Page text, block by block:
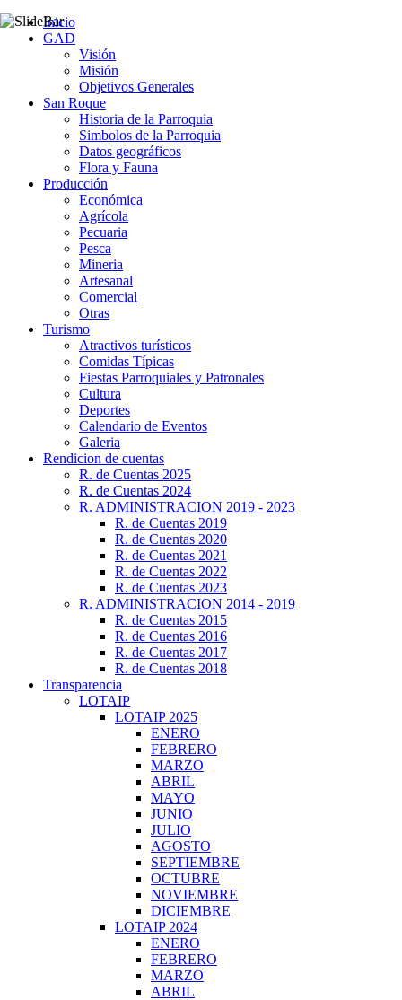
Inicio
GAD
Visión
Misión
Objetivos Generales
San Roque
Historia de la Parroquia
Simbolos de la Parroquia
Datos geográficos
Flora y Fauna
Producción
Económica
Agrícola
Pecuaria
Pesca
Mineria
Artesanal
Comercial
Otras
Turismo
Atractivos turísticos
Comidas Típicas
Fiestas Parroquiales y Patronales
Cultura
Deportes
Calendario de Eventos
Galeria
Rendicion de cuentas
R. de Cuentas 2025
R. de Cuentas 2024
R. ADMINISTRACION 2019 - 2023
R. de Cuentas 2019
R. de Cuentas 2020
R. de Cuentas 2021
R. de Cuentas 2022
R. de Cuentas 2023
R. ADMINISTRACION 2014 - 2019
R. de Cuentas 2015
R. de Cuentas 2016
R. de Cuentas 2017
R. de Cuentas 2018
Transparencia
LOTAIP
LOTAIP 2025
ENERO
FEBRERO
MARZO
ABRIL
MAYO
JUNIO
JULIO
AGOSTO
SEPTIEMBRE
OCTUBRE
NOVIEMBRE
DICIEMBRE
LOTAIP 2024
ENERO
FEBRERO
MARZO
ABRIL